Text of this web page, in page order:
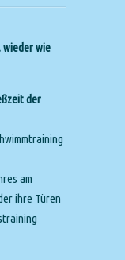
wieder wie
der
am
ihre Türen